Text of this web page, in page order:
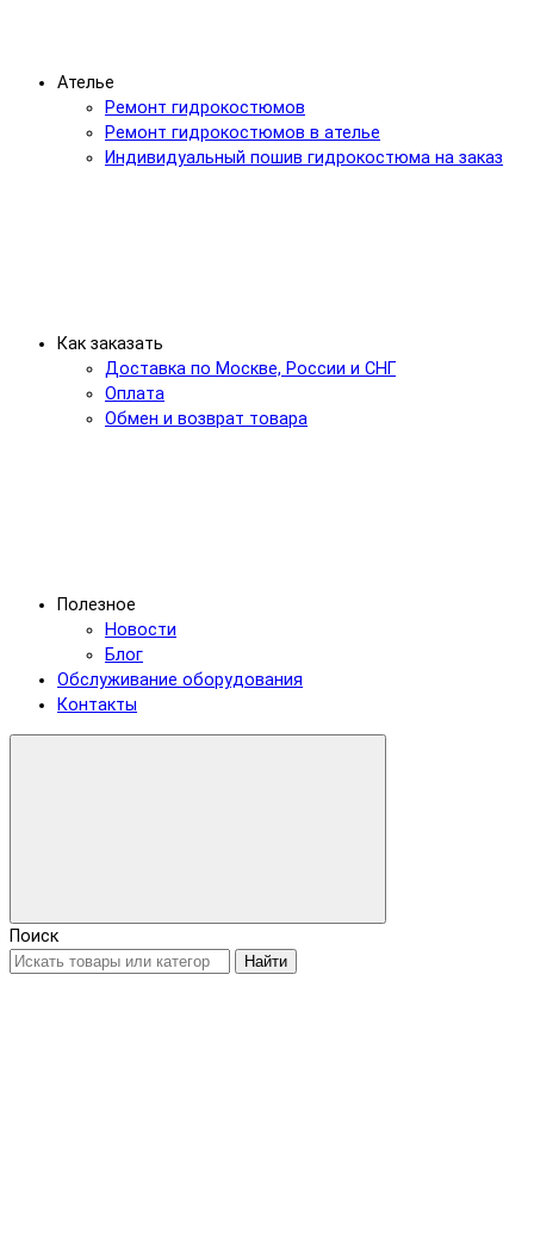
Ателье
Ремонт гидрокостюмов
Ремонт гидрокостюмов в ателье
Индивидуальный пошив гидрокостюма на заказ
Как заказать
Доставка по Москве, России и СНГ
Оплата
Обмен и возврат товара
Полезное
Новости
Блог
Обслуживание оборудования
Контакты
Поиск
Найти